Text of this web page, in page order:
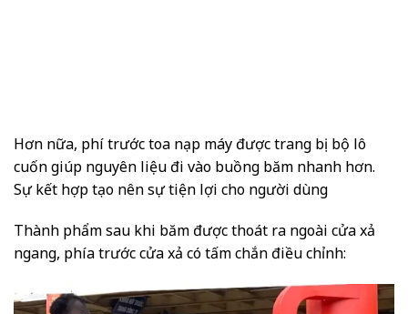
Hơn nữa, phí trước toa nạp máy được trang bị bộ lô
cuốn giúp nguyên liệu đi vào buồng băm nhanh hơn.
Sự kết hợp tạo nên sự tiện lợi cho người dùng
Thành phẩm sau khi băm được thoát ra ngoài cửa xả
ngang, phía trước cửa xả có tấm chắn điều chỉnh: